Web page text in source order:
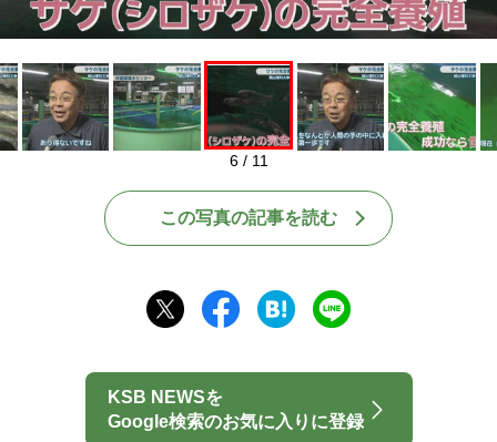
6 / 11
この写真の記事を読む
KSB NEWSを
Google検索のお気に入りに登録